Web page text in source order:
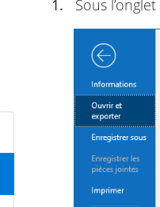
1.
Sous l’onglet